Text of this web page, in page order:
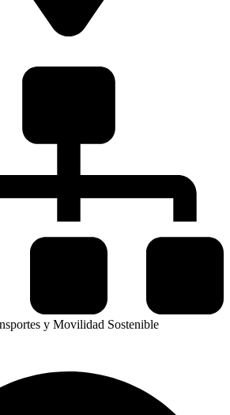
y Movilidad Sostenible